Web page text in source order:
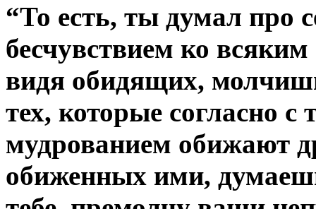
“То есть, ты думал про
бесчувствием ко
видя обидящих,
тех, которые согласно
мудрованием обижают
обиженных ими,